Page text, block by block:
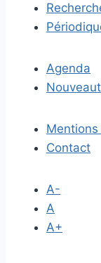
Agenda
Mentions
Contact
A-
A
A+